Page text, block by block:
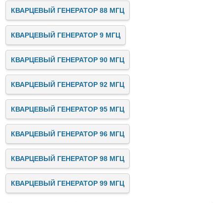
КВАРЦЕВЫЙ ГЕНЕРАТОР 88 МГЦ
КВАРЦЕВЫЙ ГЕНЕРАТОР 9 МГЦ
КВАРЦЕВЫЙ ГЕНЕРАТОР 90 МГЦ
КВАРЦЕВЫЙ ГЕНЕРАТОР 92 МГЦ
КВАРЦЕВЫЙ ГЕНЕРАТОР 95 МГЦ
КВАРЦЕВЫЙ ГЕНЕРАТОР 96 МГЦ
КВАРЦЕВЫЙ ГЕНЕРАТОР 98 МГЦ
КВАРЦЕВЫЙ ГЕНЕРАТОР 99 МГЦ